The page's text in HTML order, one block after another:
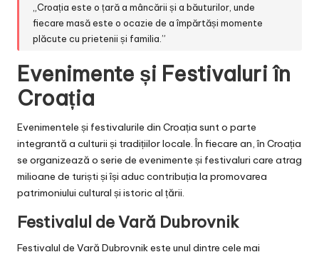
„Croația este o țară a mâncării și a băuturilor, unde
fiecare masă este o ocazie de a împărtăși momente
plăcute cu prietenii și familia.”
Evenimente și Festivaluri în
Croația
Evenimentele și festivalurile din Croația sunt o parte
integrantă a culturii și tradițiilor locale. În fiecare an, în Croația
se organizează o serie de evenimente și festivaluri care atrag
milioane de turiști și își aduc contribuția la promovarea
patrimoniului cultural și istoric al țării.
Festivalul de Vară Dubrovnik
Festivalul de Vară Dubrovnik este unul dintre cele mai